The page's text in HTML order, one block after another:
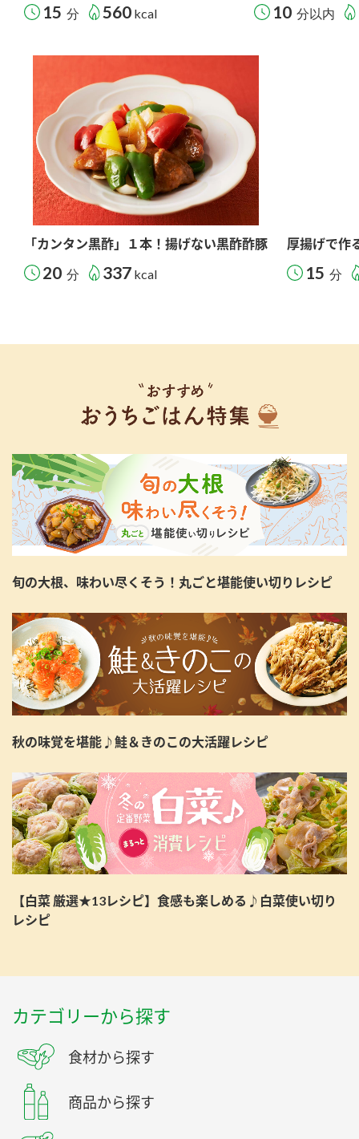
15 分 560 kcal 10 分以内
「カンタン黒酢」１本！揚げない黒酢酢豚
20 分 337 kcal
厚揚げで作
15 分
旬の大根、味わい尽くそう！丸ごと堪能使い切りレシピ
秋の味覚を堪能♪鮭＆きのこの大活躍レシピ
【白菜 厳選★13レシピ】食感も楽しめる♪白菜使い切り
レシピ
カテゴリーから探す
食材から探す
商品から探す